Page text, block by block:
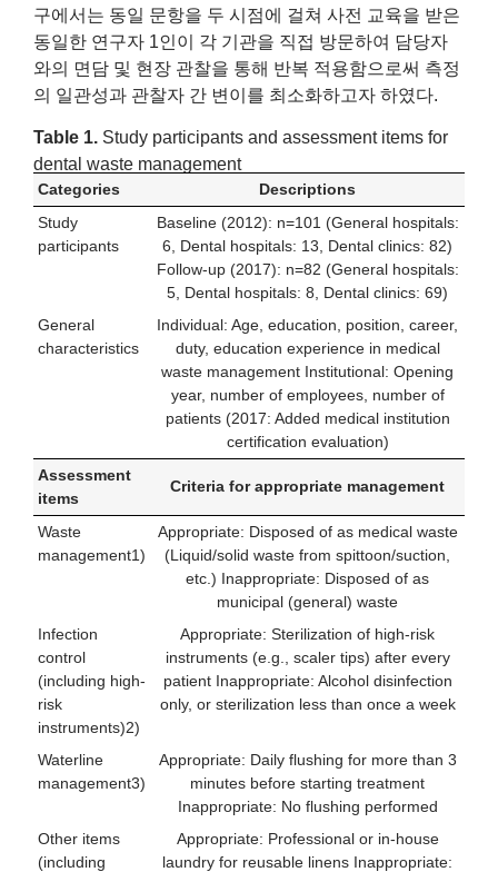
구에서는 동일 문항을 두 시점에 걸쳐 사전 교육을 받은
동일한 연구자 1인이 각 기관을 직접 방문하여 담당자
와의 면담 및 현장 관찰을 통해 반복 적용함으로써 측정
의 일관성과 관찰자 간 변이를 최소화하고자 하였다.
Table 1. Study participants and assessment items for
dental waste management
Categories
Descriptions
Study
participants
Baseline (2012): n=101 (General hospitals:
6, Dental hospitals: 13, Dental clinics: 82)
Follow-up (2017): n=82 (General hospitals:
5, Dental hospitals: 8, Dental clinics: 69)
General
characteristics
Individual: Age, education, position, career,
duty, education experience in medical
waste management Institutional: Opening
year, number of employees, number of
patients (2017: Added medical institution
certification evaluation)
Assessment
items
Criteria for appropriate management
Waste
management1)
Appropriate: Disposed of as medical waste
(Liquid/solid waste from spittoon/suction,
etc.) Inappropriate: Disposed of as
municipal (general) waste
Infection
control
(including high-
risk
instruments)2)
Appropriate: Sterilization of high-risk
instruments (e.g., scaler tips) after every
patient Inappropriate: Alcohol disinfection
only, or sterilization less than once a week
Waterline
management3)
Appropriate: Daily flushing for more than 3
minutes before starting treatment
Inappropriate: No flushing performed
Other items
(including
Appropriate: Professional or in-house
laundry for reusable linens Inappropriate: